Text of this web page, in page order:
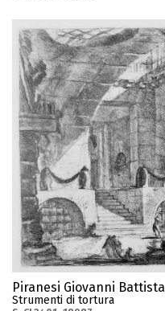
Piranesi Giovanni Battista
Strumenti di tortura